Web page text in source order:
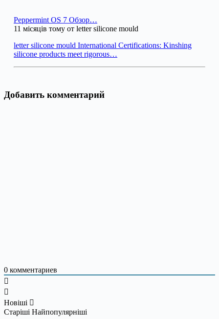
Peppermint OS 7 Обзор…
11 місяців тому от letter silicone mould
letter silicone mould International Certifications: Kinshing
silicone products meet rigorous…
Добавить комментарий
0 комментариев
Новіші
Старіші Найпопулярніші